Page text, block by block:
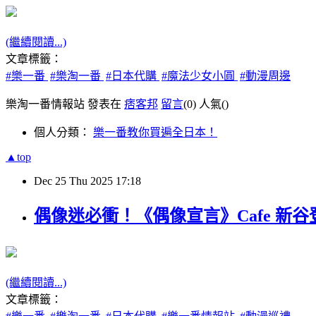
(繼續閱讀...)
文章標籤：
#樂一番 #樂淘一番 #日本代購 #魔法少女小圓 #動漫周邊
樂淘一番情報站 發表在 痞客邦 留言(0) 人氣()
個人分類： 樂一番教你買遍全日本！
▲top
Dec 25 Thu 2025 17:18
偶像迷必衝！《偶像宣言》Cafe 新谷
(繼續閱讀...)
文章標籤：